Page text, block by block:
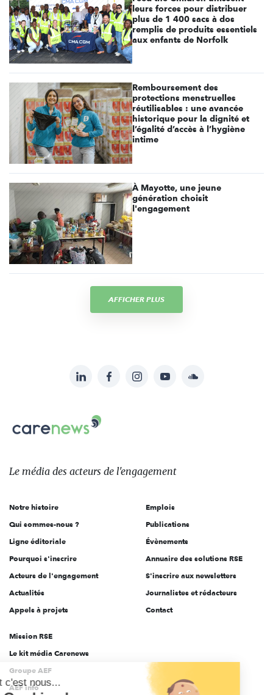
leurs forces pour distribuer
plus de 1 400 sacs à dos
remplis de produits essentiels
aux enfants de Norfolk
Remboursement des
protections menstruelles
réutilisables : une avancée
historique pour la dignité et
l’égalité d’accès à l’hygiène
intime
À Mayotte, une jeune
génération choisit
l'engagement
AFFICHER PLUS
sur:
LinkedInFacebookInstagramYouTubeSoundcloud
Carenews,
Le
des
l'engagement
Le média des acteurs de l'engagement
Notre histoire
Qui sommes-nous ?
Ligne éditoriale
Pourquoi s'inscrire
Acteurs de l'engagement
Actualités
Appels à projets
Emplois
Publications
Évènements
Annuaire des solutions RSE
S'inscrire aux newsletters
Journalistes et rédacteurs
Contact
Mission RSE
Le kit média Carenews
Groupe AEF
AEF info
Salut c'est nous...